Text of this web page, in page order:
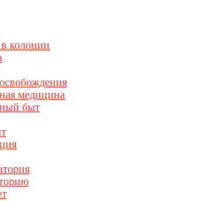
колонии
медицина
быт